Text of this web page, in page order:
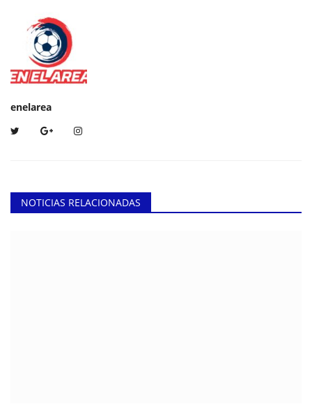
enelarea
NOTICIAS RELACIONADAS